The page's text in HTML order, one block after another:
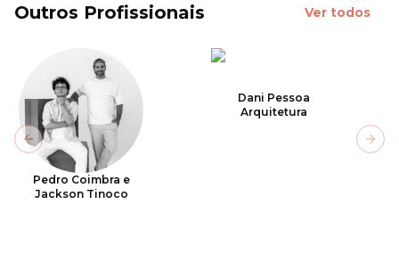
Outros Profissionais Ver todos
Pedro Coimbra e
Jackson Tinoco
Dani Pessoa
Arquitetura
Previous slide